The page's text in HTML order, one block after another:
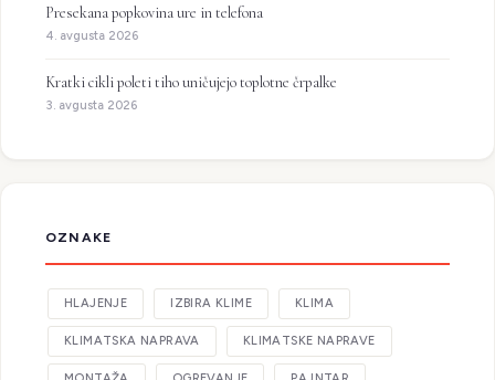
Presekana popkovina ure in telefona
4. avgusta 2026
Kratki cikli poleti tiho uničujejo toplotne črpalke
3. avgusta 2026
OZNAKE
HLAJENJE IZBIRA KLIME KLIMA
KLIMATSKA NAPRAVA KLIMATSKE NAPRAVE